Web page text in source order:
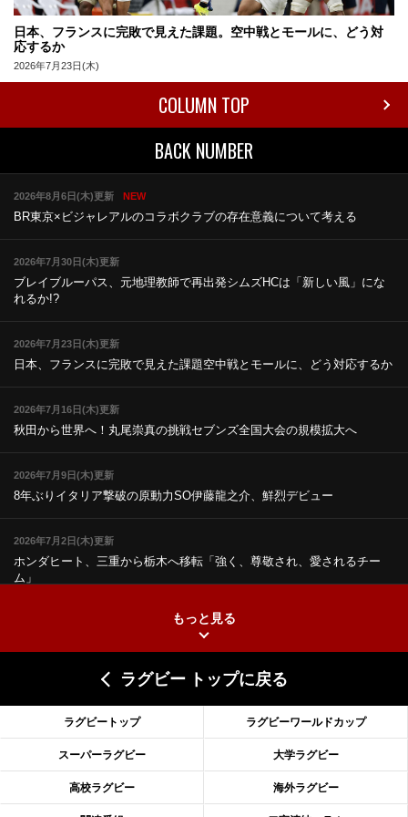
日本、フランスに完敗で見えた課題。空中戦とモールに、どう対
応するか
2026年7月23日(木)
COLUMN TOP
BACK NUMBER
2026年8月6日(木)更新 NEW
BR東京×ビジャレアルのコラボクラブの存在意義について考える
2026年7月30日(木)更新
ブレイブルーパス、元地理教師で再出発シムズHCは「新しい風」にな
れるか!?
2026年7月23日(木)更新
日本、フランスに完敗で見えた課題空中戦とモールに、どう対応するか
2026年7月16日(木)更新
秋田から世界へ！丸尾崇真の挑戦セブンズ全国大会の規模拡大へ
2026年7月9日(木)更新
8年ぶりイタリア撃破の原動力SO伊藤龍之介、鮮烈デビュー
2026年7月2日(木)更新
ホンダヒート、三重から栃木へ移転「強く、尊敬され、愛されるチー
ム」
2026年6月18日(木)更新
滑川剛人レフリー、早過ぎる引退「27年W杯の主審、遠のいた夢」
2026年6月11日(木)更新
神戸、リーグワン初優勝の道のりデイブ・レニーHCの功績と財産
もっと見る
ラグビー トップに戻る
ラグビートップ ラグビーワールドカップ
スーパーラグビー 大学ラグビー
高校ラグビー 海外ラグビー